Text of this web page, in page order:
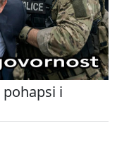
pohapsi i